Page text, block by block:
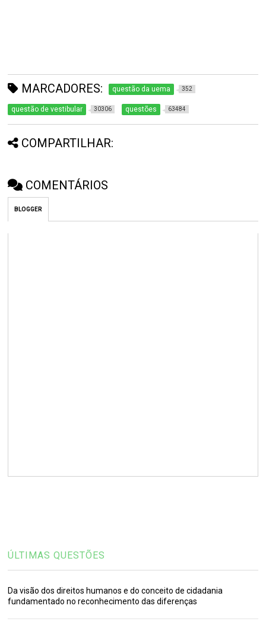
MARCADORES: questão da uema 352
questão de vestibular 30306 questões 63484
COMPARTILHAR:
COMENTÁRIOS
BLOGGER
ÚLTIMAS QUESTÕES
Da visão dos direitos humanos e do conceito de cidadania
fundamentado no reconhecimento das diferenças